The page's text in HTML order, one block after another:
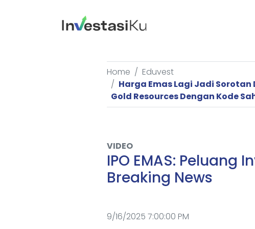
Home
Eduvest
Harga Emas Lagi Jadi
Gold Resources Dengan Kode
VIDEO
IPO EMAS: Peluang
Breaking News
9/16/2025 7:00:00 PM